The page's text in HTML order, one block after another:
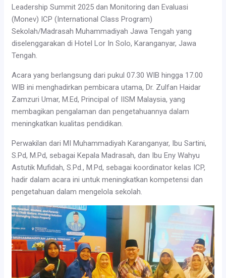
Leadership Summit 2025 dan Monitoring dan Evaluasi
(Monev) ICP (International Class Program)
Sekolah/Madrasah Muhammadiyah Jawa Tengah yang
diselenggarakan di Hotel Lor In Solo, Karanganyar, Jawa
Tengah.
Acara yang berlangsung dari pukul 07.30 WIB hingga 17.00
WIB ini menghadirkan pembicara utama, Dr. Zulfan Haidar
Zamzuri Umar, M.Ed, Principal of IISM Malaysia, yang
membagikan pengalaman dan pengetahuannya dalam
meningkatkan kualitas pendidikan.
Perwakilan dari MI Muhammadiyah Karanganyar, Ibu Sartini,
S.Pd, M.Pd, sebagai Kepala Madrasah, dan Ibu Eny Wahyu
Astutik Mufidah, S.Pd., M.Pd, sebagai koordinator kelas ICP,
hadir dalam acara ini untuk meningkatkan kompetensi dan
pengetahuan dalam mengelola sekolah.